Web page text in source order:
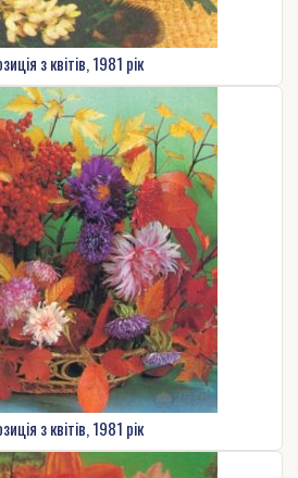
з квітів, 1981 рік
з квітів, 1981 рік